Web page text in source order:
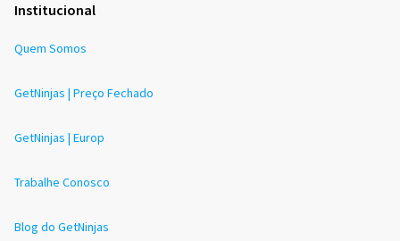
Institucional
Quem Somos
GetNinjas | Preço Fechado
GetNinjas | Europ
Trabalhe Conosco
Blog do GetNinjas